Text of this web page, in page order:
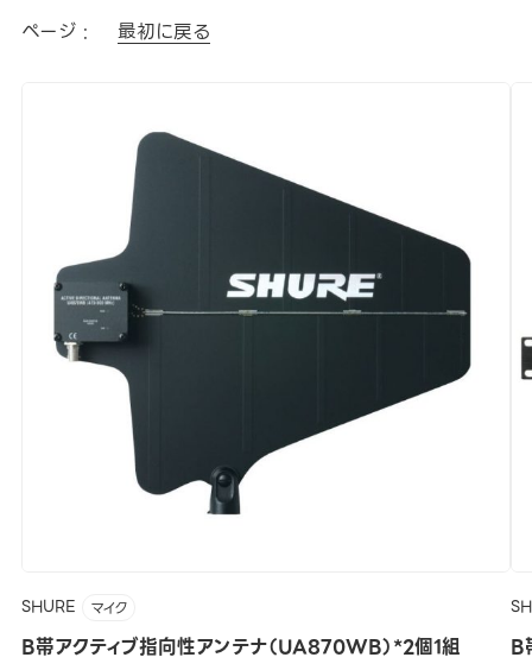
ページ : 最初に戻る
SHURE マイク
B帯アクティブ指向性アンテナ（UA870WB）*2個1組 B